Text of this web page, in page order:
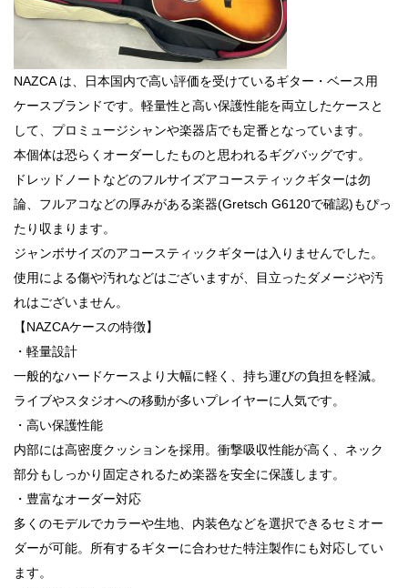
NAZCA は、日本国内で高い評価を受けているギター・ベース用
ケースブランドです。軽量性と高い保護性能を両立したケースと
して、プロミュージシャンや楽器店でも定番となっています。
本個体は恐らくオーダーしたものと思われるギグバッグです。
ドレッドノートなどのフルサイズアコースティックギターは勿
論、フルアコなどの厚みがある楽器(Gretsch G6120で確認)もぴっ
たり収まります。
ジャンボサイズのアコースティックギターは入りませんでした。
使用による傷や汚れなどはございますが、目立ったダメージや汚
れはございません。
【NAZCAケースの特徴】
・軽量設計
一般的なハードケースより大幅に軽く、持ち運びの負担を軽減。
ライブやスタジオへの移動が多いプレイヤーに人気です。
・高い保護性能
内部には高密度クッションを採用。衝撃吸収性能が高く、ネック
部分もしっかり固定されるため楽器を安全に保護します。
・豊富なオーダー対応
多くのモデルでカラーや生地、内装色などを選択できるセミオー
ダーが可能。所有するギターに合わせた特注製作にも対応してい
ます。